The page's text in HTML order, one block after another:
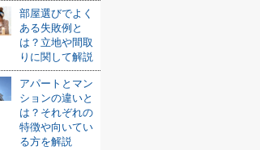
部屋選びでよく
ある失敗例と
は？立地や間取
りに関して解説
アパートとマン
ションの違いと
は？それぞれの
特徴や向いてい
る方を解説